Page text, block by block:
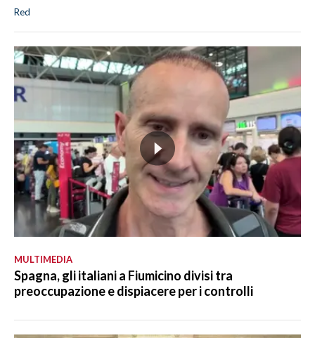
Red
MULTIMEDIA
Spagna, gli italiani a Fiumicino divisi tra
preoccupazione e dispiacere per i controlli